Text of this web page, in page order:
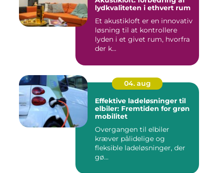
lydkvaliteten i ethvert rum
Et akustikloft er en innovativ
løsning til at kontrollere
lyden i et givet rum, hvorfra
der k...
04. aug
Effektive ladeløsninger til
elbiler: Fremtiden for grøn
mobilitet
Overgangen til elbiler
kræver pålidelige og
fleksible ladeløsninger, der
gø...